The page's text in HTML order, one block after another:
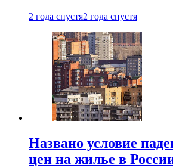
2 года спустя2 года спустя
Названо условие
цен на жилье в